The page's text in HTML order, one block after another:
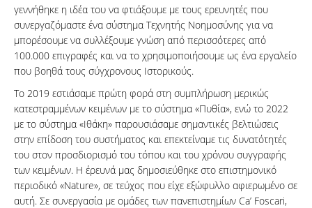
γεννήθηκε η ιδέα του να φτιάξουμε με τους ερευνητές που
συνεργαζόμαστε ένα σύστημα Τεχνητής Νοημοσύνης για να
μπορέσουμε να συλλέξουμε γνώση από περισσότερες από
100.000 επιγραφές και να το χρησιμοποιήσουμε ως ένα εργαλείο
που βοηθά τους σύγχρονους Ιστορικούς.
Το 2019 εστιάσαμε πρώτη φορά στη συμπλήρωση μερικώς
κατεστραμμένων κειμένων με το σύστημα «Πυθία», ενώ το 2022
με το σύστημα «Ιθάκη» παρουσιάσαμε σημαντικές βελτιώσεις
στην επίδοση του συστήματος και επεκτείναμε τις δυνατότητές
του στον προσδιορισμό του τόπου και του χρόνου συγγραφής
των κειμένων. H έρευνά μας δημοσιεύθηκε στο επιστημονικό
περιοδικό «Nature», σε τεύχος που είχε εξώφυλλο αφιερωμένο σε
αυτή. Σε συνεργασία με ομάδες των πανεπιστημίων Ca’ Foscari,